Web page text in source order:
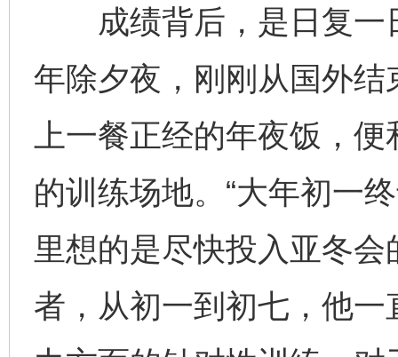
成绩背后，是日复一
年除夕夜，刚刚从国外
上一餐正经的年夜饭，
的训练场地。“大年初一
里想的是尽快投入亚冬
者，从初一到初七，他